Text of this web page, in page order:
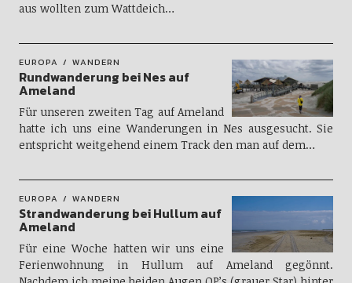
aus wollten zum Wattdeich…
EUROPA WANDERN
Rundwanderung bei Nes auf
Ameland
Für unseren zweiten Tag auf Ameland
hatte ich uns eine Wanderungen in Nes ausgesucht. Sie
entspricht weitgehend einem Track den man auf dem…
EUROPA WANDERN
Strandwanderung bei Hullum auf
Ameland
Für eine Woche hatten wir uns eine
Ferienwohnung in Hullum auf Ameland gegönnt.